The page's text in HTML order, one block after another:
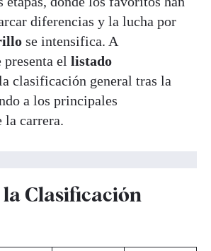
diferencias y la lucha por
se intensifica. A
el listado
clasificación general tras la
a los principales
la carrera.
la Clasificación